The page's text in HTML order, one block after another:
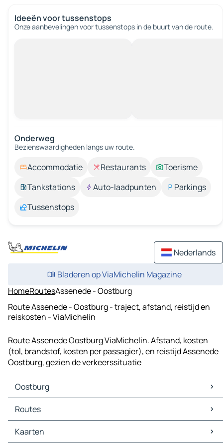
Ideeën voor tussenstops
Onze aanbevelingen voor tussenstops in de buurt van de route.
Onderweg
Bezienswaardigheden langs uw route.
Accommodatie Restaurants
Toerisme
Tankstations
Auto-laadpunten
Parkings
Tussenstops
Nederlands
Bladeren op ViaMichelin Magazine
HomeRoutesAssenede - Oostburg
Route Assenede - Oostburg - traject, afstand, reistijd en
reiskosten - ViaMichelin
Route Assenede Oostburg ViaMichelin. Afstand, kosten
(tol, brandstof, kosten per passagier), en reistijd Assenede
Oostburg, gezien de verkeerssituatie
Oostburg
Oostburg Kaarten
Oostburg Verkeer
Oostburg Hotels
Oostburg Restaurants
Routes
Routes Oostburg - Gent
Routes Oostburg - Brugge
Kaarten